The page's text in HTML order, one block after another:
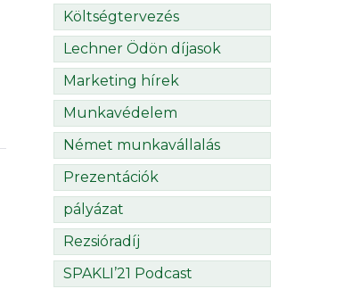
Költségtervezés
Lechner Ödön díjasok
Marketing hírek
Munkavédelem
Német munkavállalás
Prezentációk
pályázat
Rezsióradíj
SPAKLI’21 Podcast